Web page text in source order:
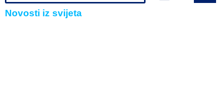
Novosti iz svijeta